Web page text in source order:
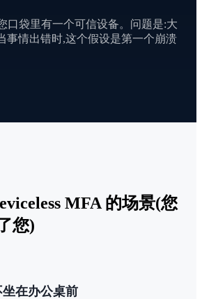
口袋里有一个可信设备。问题是:大
事情出错时,这个假设是第一个崩溃
MFA 的场景(您
您)
在办公桌前